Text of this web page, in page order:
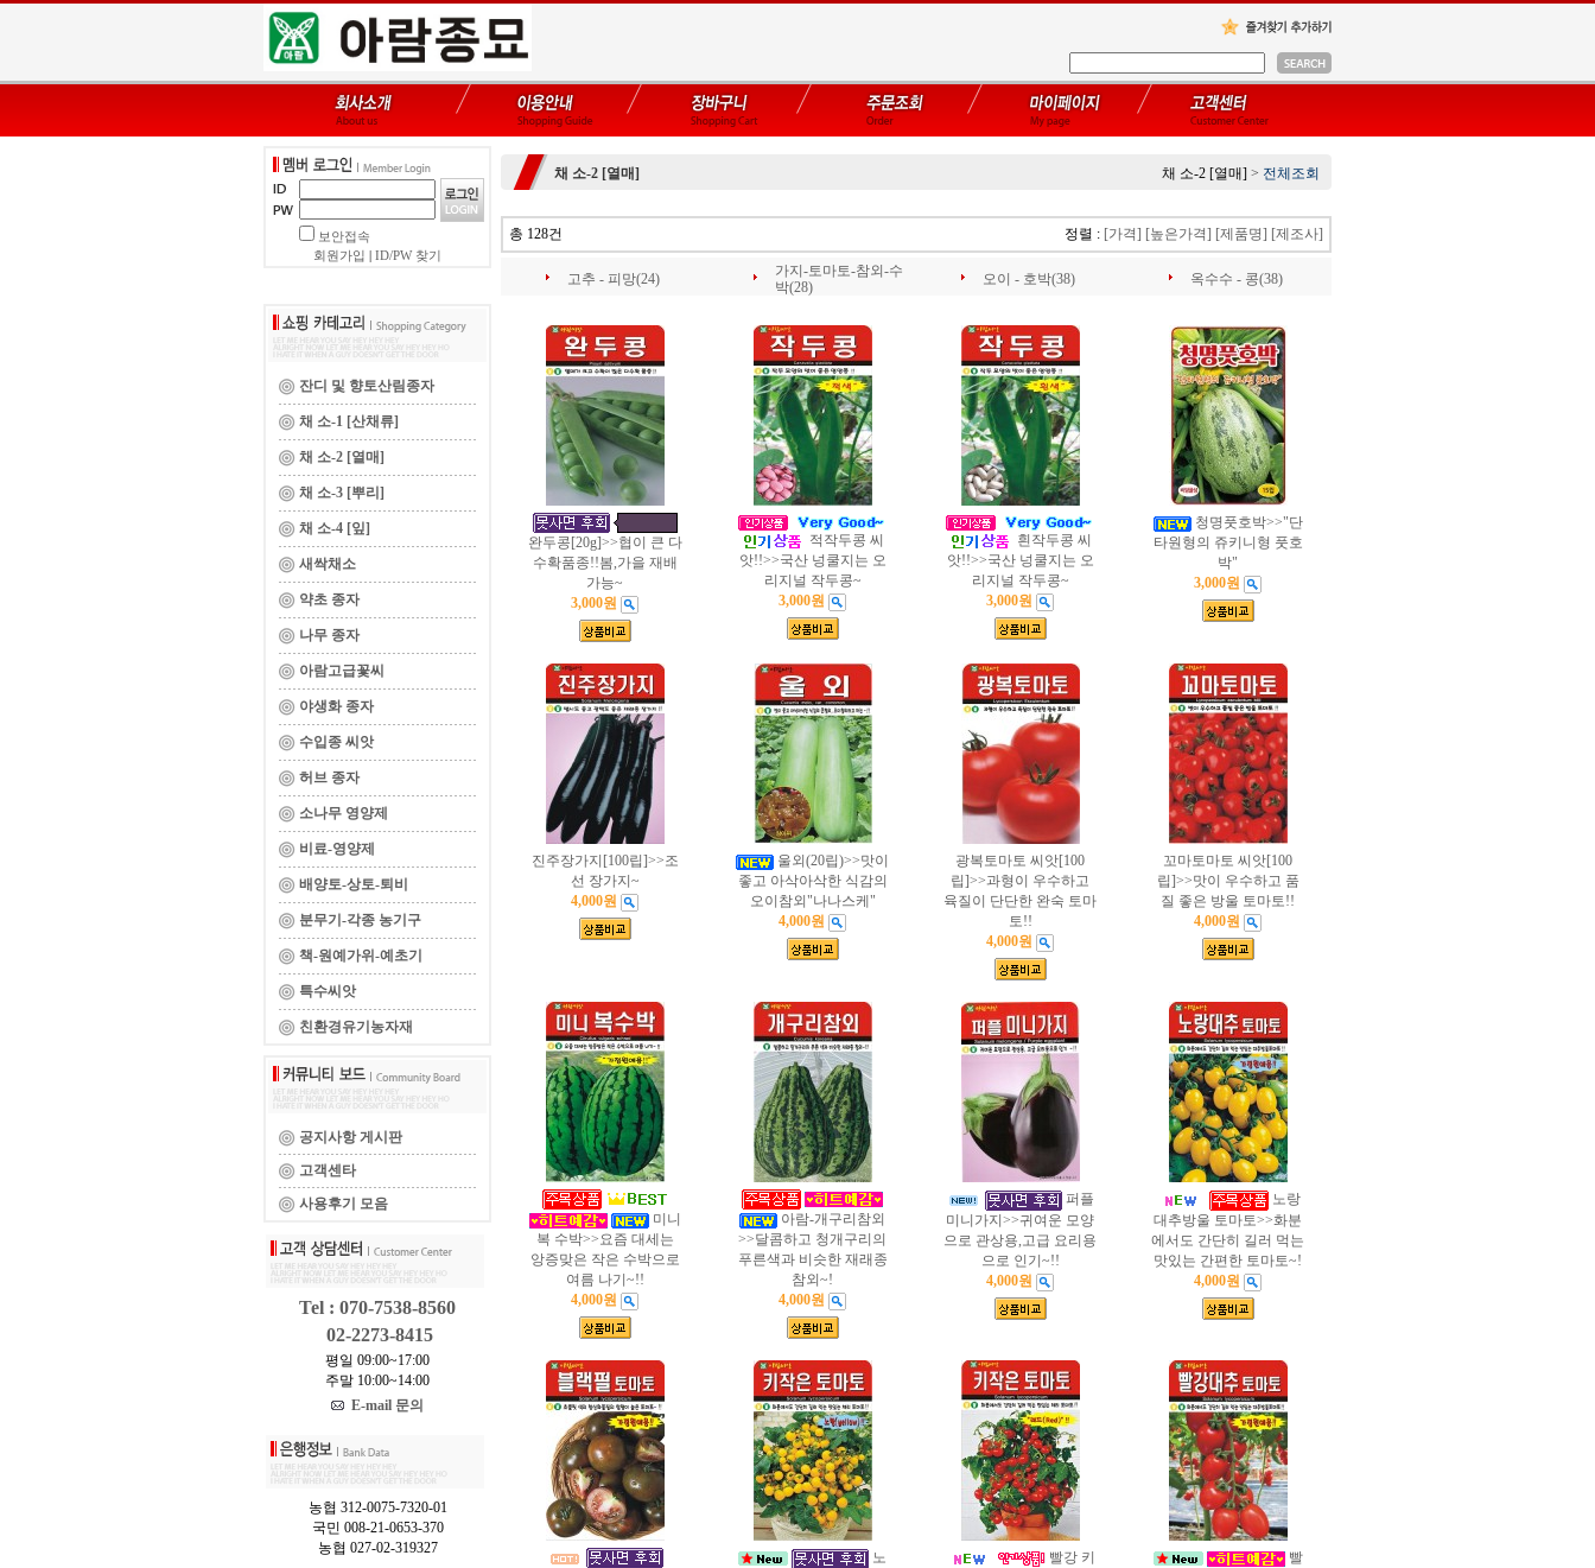
보안접속
회원가입
ID/PW 찾기
잔디 및 향토산림종자
채 소-1 [산채류]
채 소-2 [열매]
채 소-3 [뿌리]
채 소-4 [잎]
새싹채소
약초 종자
나무 종자
아람고급꽃씨
야생화 종자
수입종 씨앗
허브 종자
소나무 영양제
비료-영양제
배양토-상토-퇴비
분무기-각종 농기구
책-원예가위-예초기
특수씨앗
친환경유기농자재
공지사항 게시판
고객센타
사용후기 모음
Tel : 070-7538-8560
02-2273-8415
평일 09:00~17:00
주말 10:00~14:00
E-mail 문의
농협 312-0075-7320-01
국민 008-21-0653-370
농협 027-02-319327
채 소-2 [열매] 채 소-2 [열매] > 전체조회
총 128건 정렬 : [가격] [높은가격] [제품명] [제조사]
고추 - 피망(24)
가지-토마토-참외-수
박(28)
오이 - 호박(38) 옥수수 - 콩(38)
완두콩[20g]>>협이 큰 다
수확품종!!봄,가을 재배
가능~
3,000원
적작두콩 씨
앗!!>>국산 넝쿨지는 오
리지널 작두콩~
3,000원
흰작두콩 씨
앗!!>>국산 넝쿨지는 오
리지널 작두콩~
3,000원
청명풋호박>>"단
타원형의 쥬키니형 풋호
박"
3,000원
진주장가지[100립]>>조
선 장가지~
4,000원
울외(20립)>>맛이
좋고 아삭아삭한 식감의
오이참외"나나스케"
4,000원
광복토마토 씨앗[100
립]>>과형이 우수하고
육질이 단단한 완숙 토마
토!!
4,000원
꼬마토마토 씨앗[100
립]>>맛이 우수하고 품
질 좋은 방울 토마토!!
4,000원
미니
복 수박>>요즘 대세는
앙증맞은 작은 수박으로
여름 나기~!!
4,000원
아람-개구리참외
>>달콤하고 청개구리의
푸른색과 비슷한 재래종
참외~!
4,000원
퍼플
미니가지>>귀여운 모양
으로 관상용,고급 요리용
으로 인기~!!
4,000원
노랑
대추방울 토마토>>화분
에서도 간단히 길러 먹는
맛있는 간편한 토마토~!
4,000원
노
빨강 키
빨